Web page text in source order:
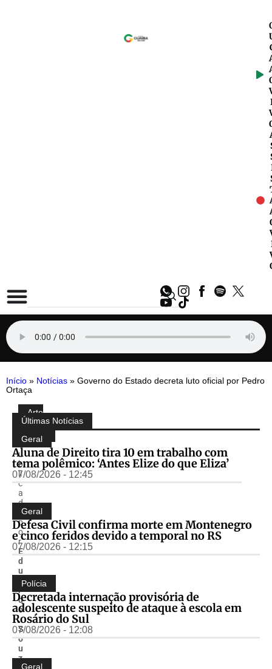
Início » Notícias » Governo do Estado decreta luto oficial por Pedro
Ortaça
Compartilhe:
Arte
&
Cultura
P
u
b
li
c
a
d
o
p
o
r
E
d
u
a
r
d
o
.
S
o
u
z
Últimas Notícias
Geral
Aluna de Direito tira 10 em trabalho com
tema polêmico: ‘Antes Elize do que Eliza’
07/08/2026 - 12:45
Geral
Defesa Civil confirma morte em Montenegro
e cinco feridos devido a temporal no RS
07/08/2026 - 12:15
Polícia
Decretada internação provisória de
adolescente suspeito de ataque à escola em
Rosário do Sul
07/08/2026 - 12:08
Geral